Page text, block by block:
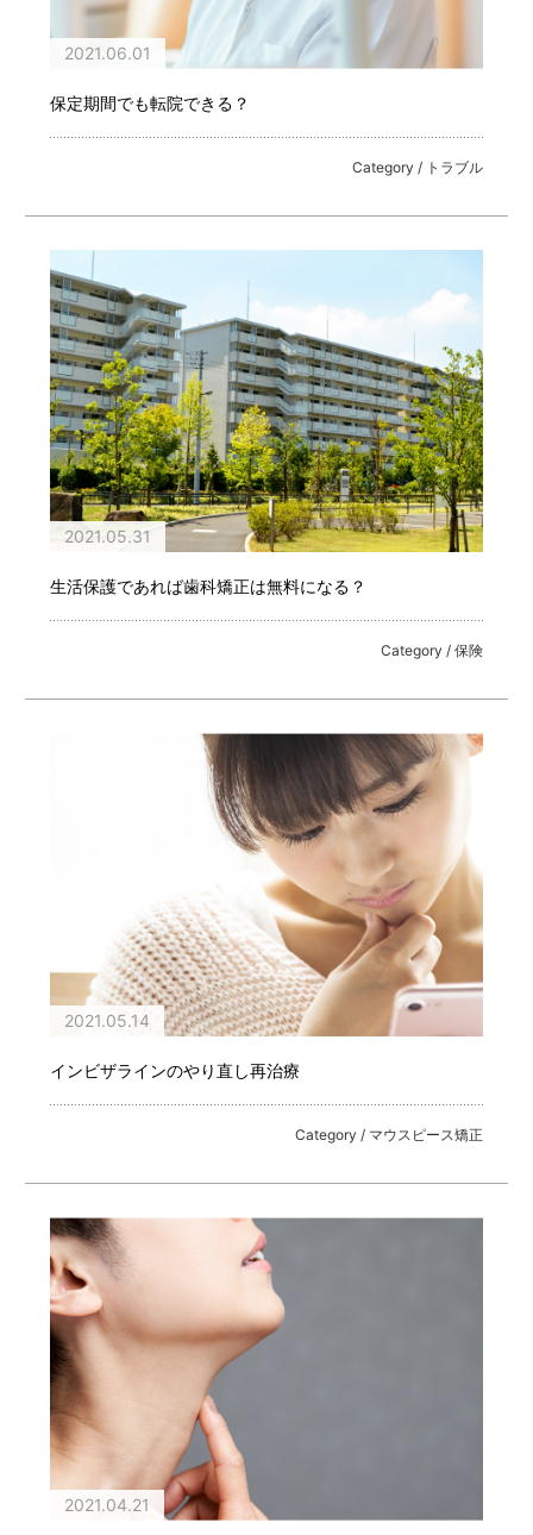
2021.06.01
保定期間でも転院できる？
Category / トラブル
2021.05.31
生活保護であれば歯科矯正は無料になる？
Category / 保険
2021.05.14
インビザラインのやり直し再治療
Category / マウスピース矯正
2021.04.21